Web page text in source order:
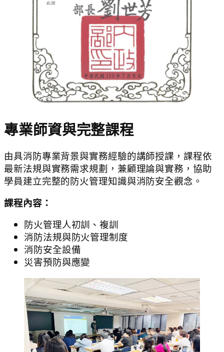
專業師資與完整課程
由具消防專業背景與實務經驗的講師授課，課程依
最新法規與實務需求規劃，兼顧理論與實務，協助
學員建立完整的防火管理知識與消防安全觀念。
課程內容：
防火管理人初訓、複訓
消防法規與防火管理制度
消防安全設備
災害預防與應變